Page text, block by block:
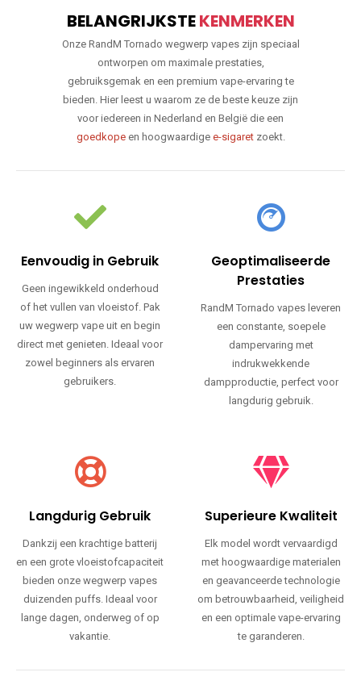
BELANGRIJKSTEKENMERKEN
Onze RandM Tornado wegwerp vapes zijn speciaal
ontworpen om maximale prestaties,
gebruiksgemak en een premium vape-ervaring te
bieden. Hier leest u waarom ze de beste keuze zijn
voor iedereen in Nederland en België die een
goedkopeen hoogwaardige e-sigaretzoekt.
Eenvoudig in Gebruik
Geen ingewikkeld onderhoud
of het vullen van vloeistof. Pak
uw wegwerp vape uit en begin
direct met genieten. Ideaal voor
zowel beginners als ervaren
gebruikers.
Geoptimaliseerde
Prestaties
RandM Tornado vapes leveren
een constante, soepele
dampervaring met
indrukwekkende
dampproductie, perfect voor
langdurig gebruik.
Langdurig Gebruik
Dankzij een krachtige batterij
en een grote vloeistofcapaciteit
bieden onze wegwerp vapes
duizenden puffs. Ideaal voor
lange dagen, onderweg of op
vakantie.
Superieure Kwaliteit
Elk model wordt vervaardigd
met hoogwaardige materialen
en geavanceerde technologie
om betrouwbaarheid, veiligheid
en een optimale vape-ervaring
te garanderen.